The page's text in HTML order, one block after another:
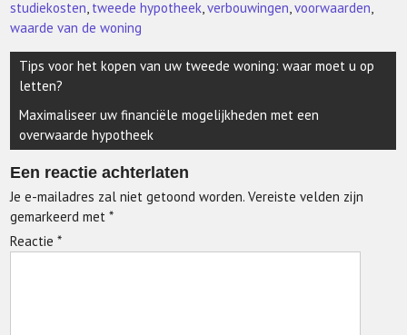
studiekosten, tweede hypotheek,verbouwingen,voorwaarden,
waarde van de woning
Berichtnavigatie
Tips voor het kopen van uw tweede woning: waar moet u op
letten?
Maximaliseer uw financiële mogelijkheden met een
overwaarde hypotheek
Een reactie achterlaten
Je e-mailadres zal niet getoond worden. Vereiste velden zijn
gemarkeerd met*
Reactie*